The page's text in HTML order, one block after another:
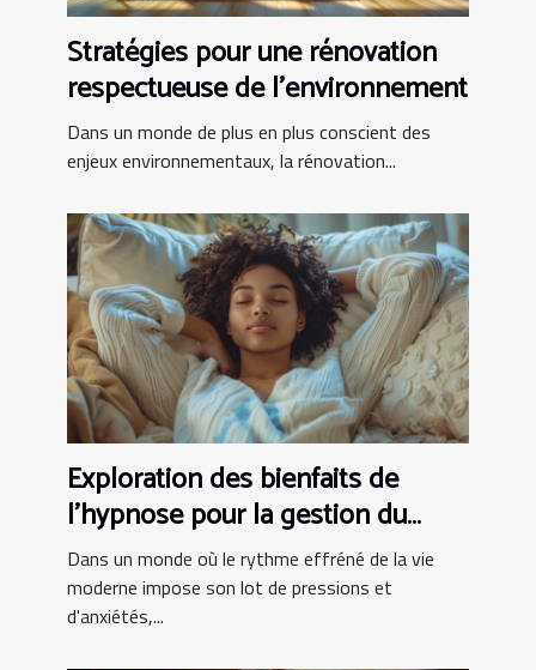
Stratégies pour une rénovation
respectueuse de l'environnement
Dans un monde de plus en plus conscient des
enjeux environnementaux, la rénovation...
Exploration des bienfaits de
l'hypnose pour la gestion du
stress
Dans un monde où le rythme effréné de la vie
moderne impose son lot de pressions et
d'anxiétés,...